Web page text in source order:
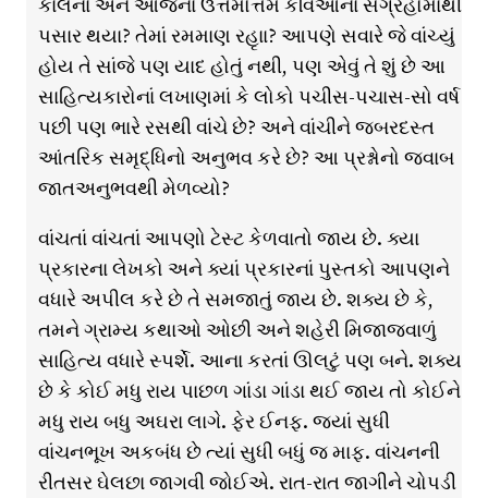
પસાર થયા? તેમાં રમમાણ રહૃાા? આપણે સવારે જે વાંચ્યું
હોય તે સાંજે પણ યાદ હોતું નથી, પણ એવું તે શું છે આ
સાહિત્યકારોનાં લખાણમાં કે લોકો પચીસ-પચાસ-સો વર્ષ
પછી પણ ભારે રસથી વાંચે છે? અને વાંચીને જબરદસ્ત
આંતરિક સમૃદ્ધિનો અનુભવ કરે છે? આ પ્રશ્નોનો જવાબ
જાતઅનુભવથી મેળવ્યો?
વાંચતાં વાંચતાં આપણો ટેસ્ટ કેળવાતો જાય છે. ક્યા
પ્રકારના લેખકો અને ક્યાં પ્રકારનાં પુસ્તકો આપણને
વધારે અપીલ કરે છે તે સમજાતું જાય છે. શક્ય છે કે,
તમને ગ્રામ્ય કથાઓ ઓછી અને શહેરી મિજાજવાળું
સાહિત્ય વધારે સ્પર્શે. આના કરતાં ઊલટું પણ બને. શક્ય
છે કે કોઈ મધુ રાય પાછળ ગાંડા ગાંડા થઈ જાય તો કોઈને
મધુ રાય બધુ અઘરા લાગે. ફેર ઈનફ. જ્યાં સુધી
વાંચનભૂખ અકબંધ છે ત્યાં સુધી બધું જ માફ. વાંચનની
રીતસર ઘેલછા જાગવી જોઈએ. રાત-રાત જાગીને ચોપડી